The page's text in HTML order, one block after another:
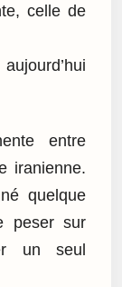
celle de
entre
iranienne.
quelque
peser sur
un seul